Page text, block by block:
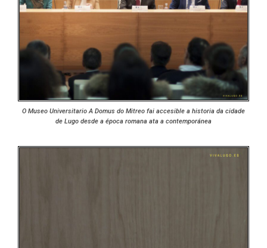
O Museo Universitario A Domus do Mitreo fai accesible a historia da cidade
de Lugo desde a época romana ata a contemporánea